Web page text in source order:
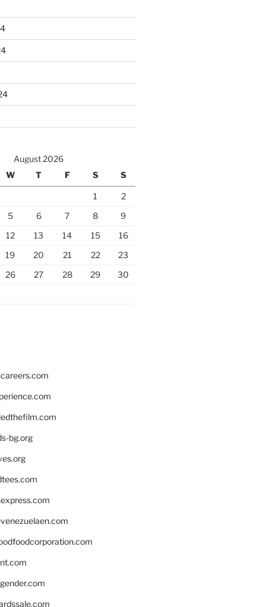
August 2026
W T F S S
1
2
5 6 7 8
9
12 13 14 15
16
19 20 21 22
23
26 27 28 29
30
bg.org